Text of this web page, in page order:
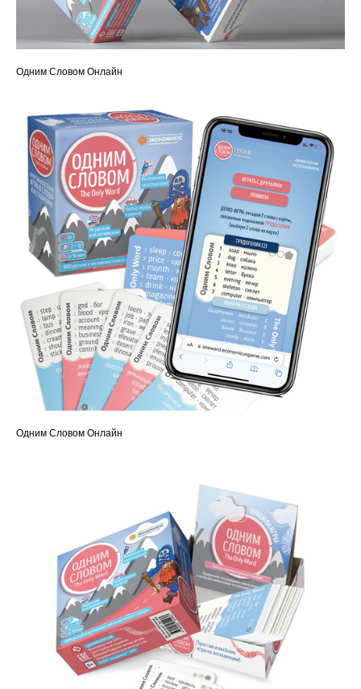
Одним Словом Онлайн
Одним Словом Онлайн